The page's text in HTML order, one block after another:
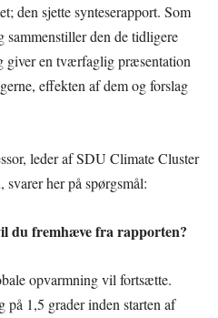
den sjette synteserapport. Som
sammenstiller den de tidligere
giver en tværfaglig præsentation
effekten af dem og forslag
leder af SDU Climate Cluster
svarer her på spørgsmål:
du fremhæve fra rapporten?
opvarmning vil fortsætte.
på 1,5 grader inden starten af